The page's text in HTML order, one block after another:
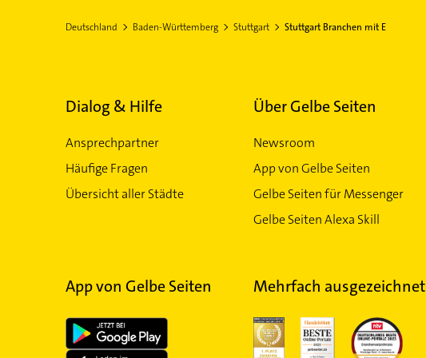
Deutschland Baden-Württemberg Stuttgart Stuttgart Branchen mit E
Dialog & Hilfe
Ansprechpartner
Häufige Fragen
Übersicht aller Städte
Über Gelbe Seiten
Newsroom
App von Gelbe Seiten
Gelbe Seiten für Messenger
Gelbe Seiten Alexa Skill
App von Gelbe Seiten Mehrfach ausgezeichnet